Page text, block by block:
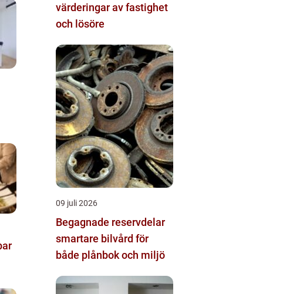
värderingar av fastighet
och lösöre
09 juli 2026
Begagnade reservdelar
smartare bilvård för
både plånbok och miljö